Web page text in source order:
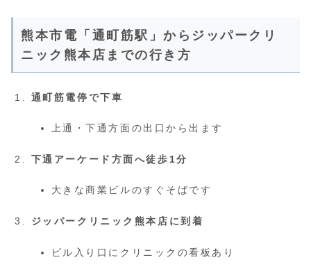
熊本市電「通町筋駅」からジッパークリ
ニック熊本店までの行き方
通町筋電停で下車
上通・下通方面の出口から出ます
下通アーケード方面へ徒歩1分
大きな商業ビルのすぐそばです
ジッパークリニック熊本店に到着
ビル入り口にクリニックの看板あり